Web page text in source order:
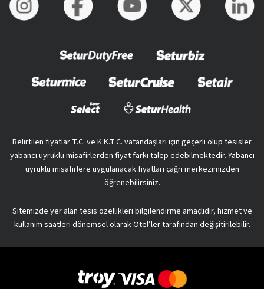
Belirtilen fiyatlar T.C. ve K.K.T.C. vatandaşları için geçerli olup tesisler
yabancı uyruklu misafirlerden fiyat farkı talep edebilmektedir. Yabancı
uyruklu misafirlere uygulanacak fiyatları çağrı merkezimizden
öğrenebilirsiniz.
Sitemizde yer alan tesis özellikleri bilgilendirme amaçlıdır, hizmet ve
kullanım saatleri dönemsel olarak Otel’ler tarafından değişitirilebilir.